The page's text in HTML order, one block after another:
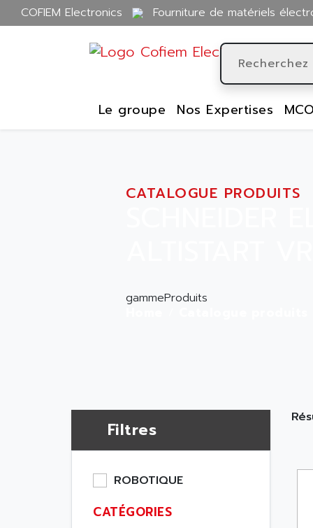
COFIEM Electronics Fourniture de matériels
Le groupe Nos Expertises
CATALOGUE PRODUITS
gammeProduits
Filtres
ROBOTIQUE
CATÉGORIES